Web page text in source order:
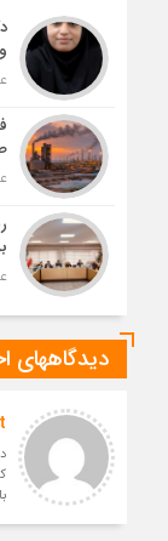
دیدگاههای